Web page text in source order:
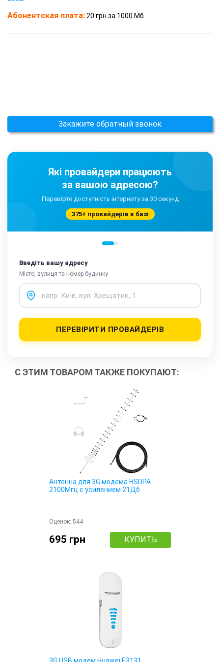
Абонентская плата: 20 грн за 1000 Мб.
Закажите обратный звонок
Які провайдери працюють
за вашою адресою?
Перевірте доступність інтернету за 30 секунд
375+ провайдерів в базі
Введіть вашу адресу
Місто, вулиця та номер будинку
ПЕРЕВІРИТИ ПРОВАЙДЕРІВ
С ЭТИМ ТОВАРОМ ТАКЖЕ ПОКУПАЮТ:
Антенна для 3G модема HSDPA-
2100Мгц с усилением 21Дб
Оценок: 544
695 грн КУПИТЬ